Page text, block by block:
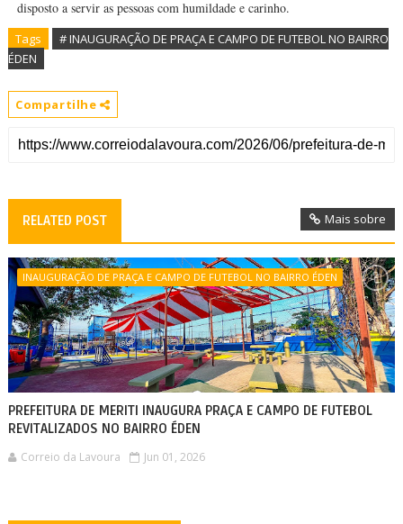
disposto a servir as pessoas com humildade e carinho.
Tags
# INAUGURAÇÃO DE PRAÇA E CAMPO DE FUTEBOL NO BAIRRO
ÉDEN
Compartilhe
RELATED POST Mais sobre
INAUGURAÇÃO DE PRAÇA E CAMPO DE FUTEBOL NO BAIRRO ÉDEN
PREFEITURA DE MERITI INAUGURA PRAÇA E CAMPO DE FUTEBOL
REVITALIZADOS NO BAIRRO ÉDEN
Correio da Lavoura Jun 01, 2026